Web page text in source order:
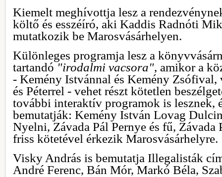
Kiemelt meghívottja lesz a
költő és esszéíró, aki Kaddis Radnóti
mutatkozik be Marosvásárhelyen.
Különleges programja lesz a
tartandó "irodalmi vacsora", amikor a
- Kemény Istvánnal és Kemény Zsófival,
és Péterrel - vehet részt kötetlen
további interaktív programok is lesznek,
bemutatják: Kemény István Lovag
Nyelni, Závada Pál Pernye és fű, Závada
friss kötetével érkezik Marosvásárhelyre.
Visky András is bemutatja Illegalisták
André Ferenc, Bán Mór, Markó Béla,